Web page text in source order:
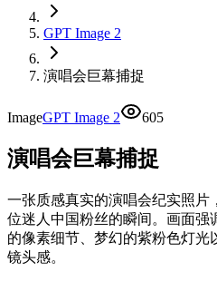
GPT Image 2
演唱会巨幕捕捉
ImageGPT Image 2 605
演唱会巨幕捕捉
一张质感真实的演唱会纪实照片
位迷人中国粉丝的瞬间。画面强
的像素细节、梦幻的紫粉色灯光
镜头感。